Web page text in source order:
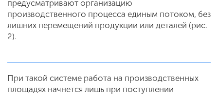
предусматривают организацию
производственного процесса единым потоком, без
лишних перемещений продукции или деталей (рис.
2).
При такой системе работа на производственных
площадях начнется лишь при поступлении